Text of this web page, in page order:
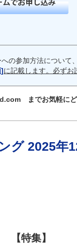
の参加方法について
に記載します。必ずお
までお気軽に
グ 2025年
【特集】